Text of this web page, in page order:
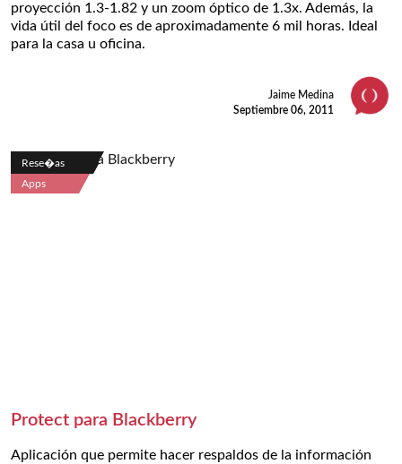
proyección 1.3-1.82 y un zoom óptico de 1.3x. Además, la
vida útil del foco es de aproximadamente 6 mil horas. Ideal
para la casa u oficina.
Jaime Medina
Septiembre 06, 2011
Rese�as
Apps
Protect para Blackberry
Aplicación que permite hacer respaldos de la información